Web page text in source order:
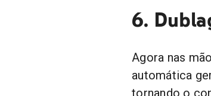
6.
Agora nas
automática
tornando o